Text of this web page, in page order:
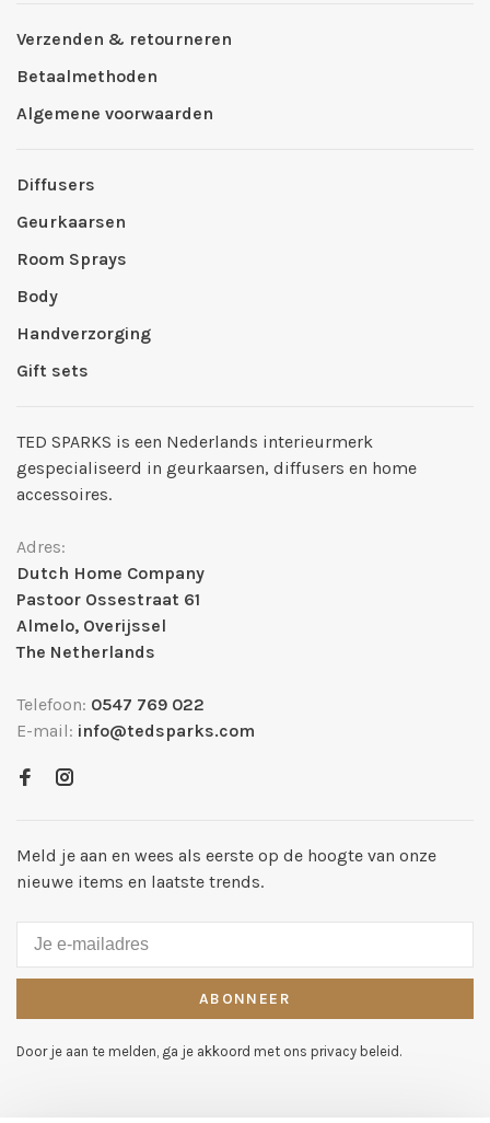
Verzenden & retourneren
Betaalmethoden
Algemene voorwaarden
Diffusers
Geurkaarsen
Room Sprays
Body
Handverzorging
Gift sets
TED SPARKS is een Nederlands interieurmerk
gespecialiseerd in geurkaarsen, diffusers en home
accessoires.
Adres:
Dutch Home Company
Pastoor Ossestraat 61
Almelo, Overijssel
The Netherlands
Telefoon: 0547 769 022
E-mail: info@tedsparks.com
Meld je aan en wees als eerste op de hoogte van onze
nieuwe items en laatste trends.
ABONNEER
Door je aan te melden, ga je akkoord met ons privacy beleid.